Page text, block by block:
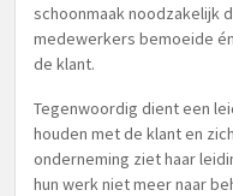
schoonmaak noodzakelijk
medewerkers bemoeide
de klant.
Tegenwoordig dient een
houden met de klant en
onderneming ziet haar
hun werk niet meer naar